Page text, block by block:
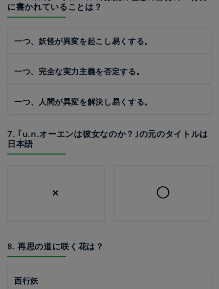
に書かれていることは？
一つ、妖怪が異変を起こし易くする。
一つ、完全な実力主義を否定する。
一つ、人間が異変を解決し易くする。
7. ｢u.n.オーエンは彼女なのか？｣の元のタイトルは
日本語
× ◯
8. 再思の道に咲く花は？
西行妖